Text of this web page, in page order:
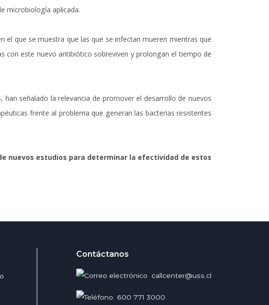
microbiología aplicada.
el que se muestra que las que se infectan mueren mientras que
con este nuevo antibiótico sobreviven y prolongan el tiempo de
señalado la relevancia de promover el desarrollo de nuevos
frente al problema que generan las bacterias resistentes
nuevos estudios para determinar la efectividad de estos
Contáctanos
callcenter@uss.cl
600 771 3000